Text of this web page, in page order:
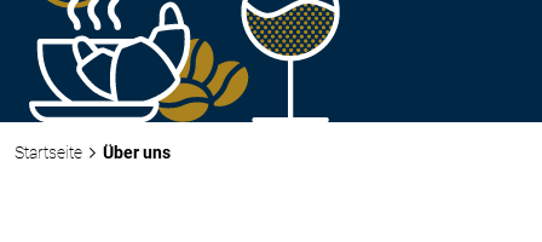
Startseite Über uns